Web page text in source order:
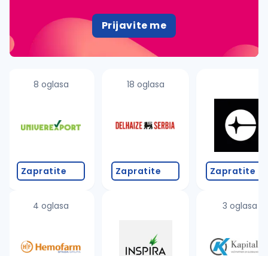
Prijavite me
8 oglasa
Zapratite
4 oglasa
18 oglasa
Zapratite Zapratite
3 oglasa